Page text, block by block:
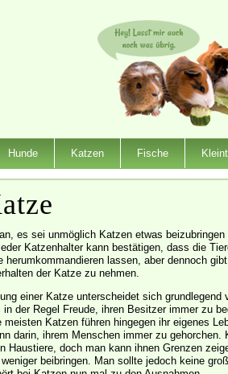
Hunde Katzen Fische
es sei unmöglich Katzen etwas
Katzenhalter kann bestätigen, dass die
herumkommandieren lassen, aber dennoch
der Katze zu nehmen.
einer Katze unterscheidet sich grundlegend
in der Regel Freude, ihren Besitzer immer zu
meisten Katzen führen hingegen ihr eigenes
darin, ihrem Menschen immer zu
Haustiere, doch man kann ihnen Grenzen
beibringen. Man sollte jedoch keine